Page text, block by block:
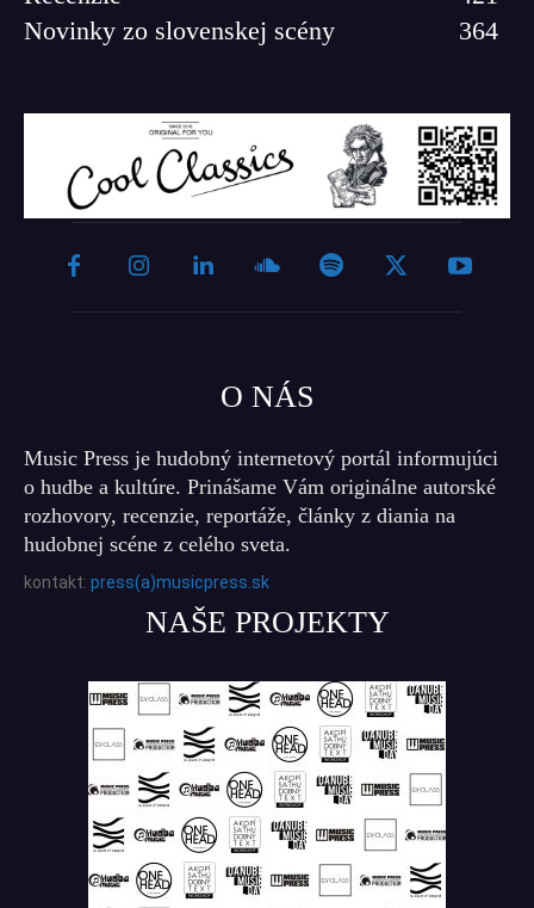
Novinky zo slovenskej scény
364
O NÁS
Music Press je hudobný internetový portál informujúci
o hudbe a kultúre. Prinášame Vám originálne autorské
rozhovory, recenzie, reportáže, články z diania na
hudobnej scéne z celého sveta.
kontakt: press(a)musicpress.sk
NAŠE PROJEKTY